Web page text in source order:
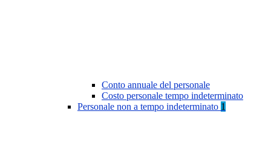
Conto annuale del personale
Costo personale tempo indeterminato
Personale non a tempo indeterminato 1